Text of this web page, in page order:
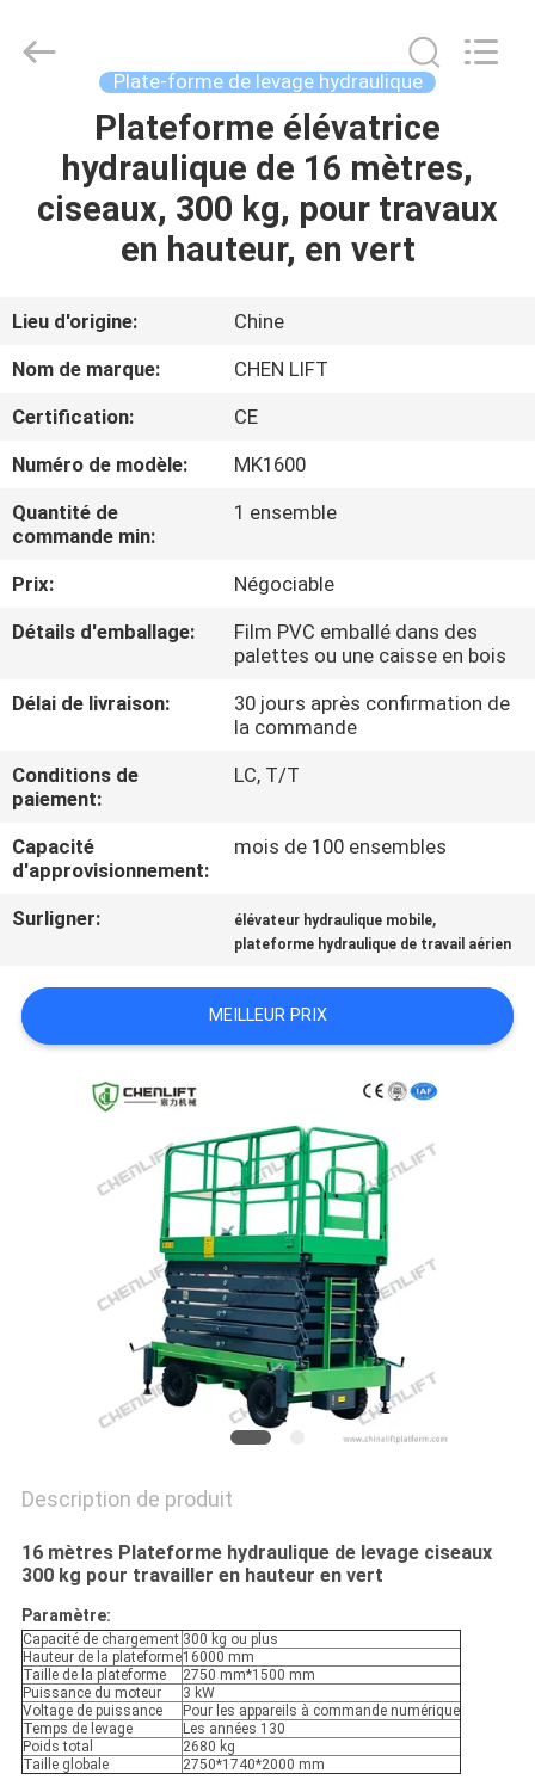
MAISON
À
PROPOS
NOUS
DE
L'USINE
CONTRÔLE
DE
LA
QUALITÉ
NOUS
NOUVELLES
DEMANDEZ
UN DEVIS
POLITIQUE
MACHINERY
Plate-forme de levage hydraulique
Plateforme élévatrice
hydraulique de 16 mètres,
ciseaux, 300 kg, pour travaux
en hauteur, en vert
Lieu d'origine:
Chine
Nom de marque:
CHEN LIFT
Certification:
CE
Numéro de modèle:
MK1600
Quantité de
commande min:
1 ensemble
Prix:
Négociable
Détails d'emballage:
Film PVC emballé dans des
palettes ou une caisse en bois
Délai de livraison:
30 jours après confirmation de
la commande
Conditions de
paiement:
LC, T/T
Capacité
d'approvisionnement:
mois de 100 ensembles
Surligner: élévateur hydraulique mobile,
plateforme hydraulique de travail aérien
MEILLEUR PRIX
Description de produit
16 mètres Plateforme hydraulique de levage ciseaux
300 kg pour travailler en hauteur en vert
Paramètre:
Capacité de chargement 300 kg ou plus
Hauteur de la plateforme16000 mm
Taille de la plateforme
2750 mm*1500 mm
Puissance du moteur
3 kW
Voltage de puissance
Pour les appareils à commande numérique
Temps de levage
Les années 130
Poids total
2680 kg
Taille globale
2750*1740*2000 mm